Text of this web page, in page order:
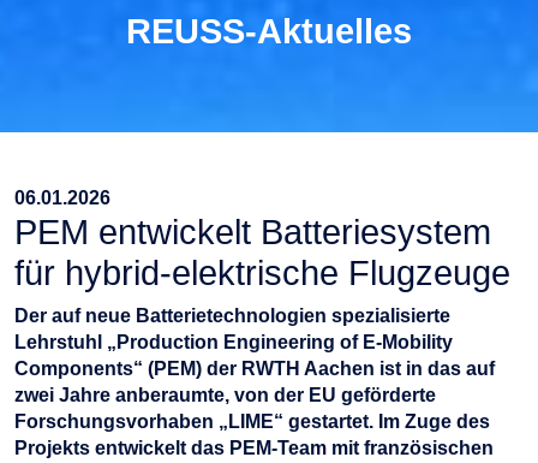
REUSS-Aktuelles
06.01.2026
PEM entwickelt Batteriesystem
für hybrid-elektrische Flugzeuge
Der auf neue Batterietechnologien spezialisierte
Lehrstuhl „Production Engineering of E-Mobility
Components“ (PEM) der RWTH Aachen ist in das auf
zwei Jahre anberaumte, von der EU geförderte
Forschungsvorhaben „LIME“ gestartet. Im Zuge des
Projekts entwickelt das PEM-Team mit französischen